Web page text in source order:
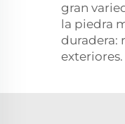
gran
la piedra
duradera: